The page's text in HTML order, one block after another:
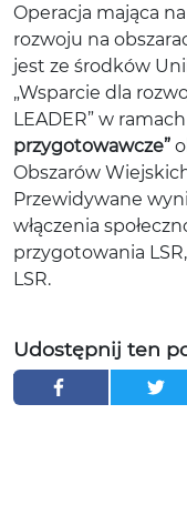
Operacja mająca
rozwoju na
jest ze środków
„Wsparcie dla
LEADER” w
przygotowawcze”
Obszarów
Przewidywane
włączenia
przygotowania
LSR.
Udostępnij ten